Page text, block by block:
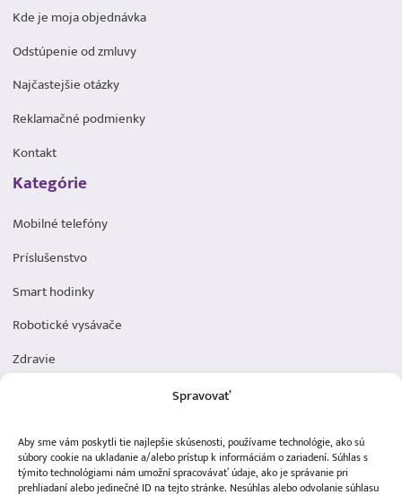
Spravovať
Aby sme vám poskytli tie najlepšie skúsenosti, používame technológie, ako sú
súbory cookie na ukladanie a/alebo prístup k informáciám o zariadení. Súhlas s
týmito technológiami nám umožní spracovávať údaje, ako je správanie pri
prehliadaní alebo jedinečné ID na tejto stránke. Nesúhlas alebo odvolanie súhlasu
Kde je moja objednávka
Odstúpenie od zmluvy
Najčastejšie otázky
Reklamačné podmienky
Kontakt
Kategórie
Mobilné telefóny
Príslušenstvo
Smart hodinky
Robotické vysávače
Zdravie
Dôležité odkazy